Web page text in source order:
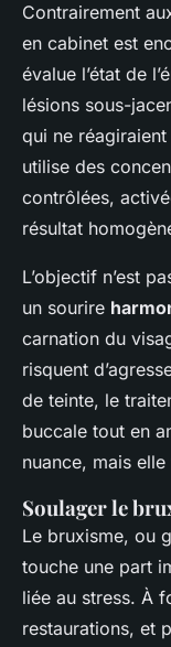
Contrairement
en cabinet est
évalue l’état de
lésions sous-
qui ne
utilise des
contrôlées,
résultat
L’objectif n’est
un sourire
carnation du
risquent
de teinte, le
buccale tout en
nuance, mais
Soulager le
Le bruxisme, ou
touche une part
liée au stress. À
restaurations, et